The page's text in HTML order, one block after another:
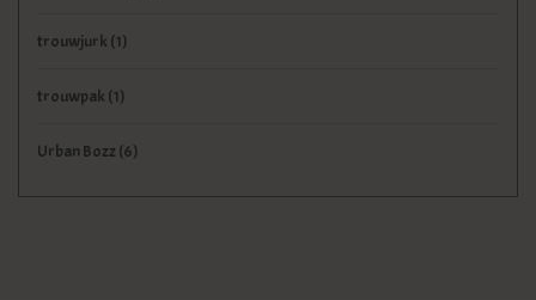
trouwjurk (1)
trouwpak (1)
Urban Bozz (6)